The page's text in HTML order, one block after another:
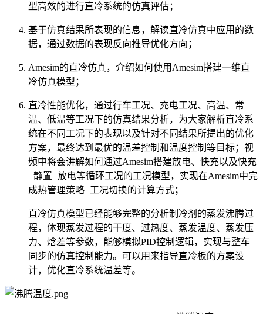
型高效的进行直冷系统的仿真评估；
基于仿真结果所表现的信息，解读直冷仿真中应用的数
据，通过数据的表现反向推导优化方向；
Amesim的直冷仿真，介绍如何使用Amesim搭建一维直
冷仿真模型；
直冷性能优化，通过行车工况、充电工况、高温、常
温、低温等工况下的仿真结果分析，为大家解析直冷系
统在不同工况下的表现以及针对不同结果所提出的优化
方案，最终达到最优的温差控制和温度控制等目标；视
频中将会讲解如何通过Amesim搭建放电、快充以及快充
+静置+放电等循环工况的工况模型，实现在Amesim中完
成热管理策略+工况切换的计算方式；
直冷仿真模型已经能够完整的分析制冷剂的蒸发沸腾过
程，体现蒸发过程的干度、过热度、蒸发温度、蒸发压
力、焓差等参数，能够模拟PID控制逻辑，实现与整车
同步的仿真控制能力。可以用来指导直冷板的方案设
计，优化直冷系统温差等。